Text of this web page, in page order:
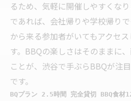
るため、気軽に開催しやすくな
であれば、会社帰りや学校帰り
から来る参加者がいてもアクセ
す。BBQの楽しさはそのままに
ことが、渋谷で手ぶらBBQが注
です。
BQプラン 2.5時間 完全貸切 BBQ食材